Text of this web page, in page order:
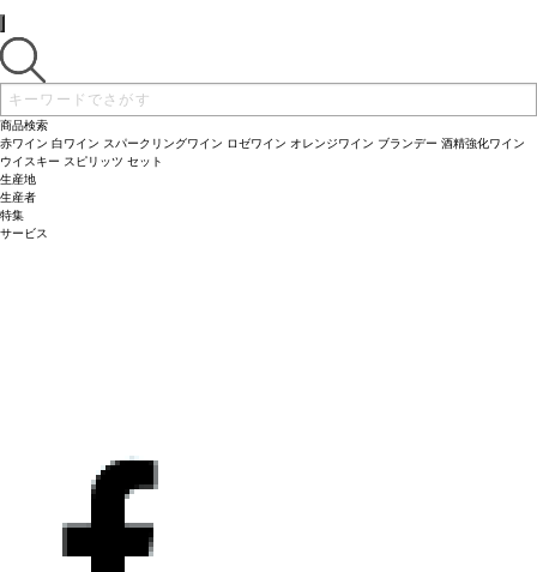
ワールを象徴している。このキュヴェにはジェラール・ベルトランの全ての伝統が
含まれている。徽章のような赤いボトル、アルファとオメガのシンボル、「ブリュ
ット・エターナル」と名付ける上で、インスピレーションを与えた永久に続く自然
の輪を表現している。
な泡が立ち上る。香りは花のようで、洋梨、柑橘類、フレッシュフルーツの含みを
伴う。風味はフレッシュでミネラルを感じる。コード・ルージュは、上質でエレガ
ント、洗練されている。 合う料理 アペリティフとして。寿司や魚のホワイトソー
スがけ、山羊のチーズ、バジルが入ったフレッシュフルーツサラダと相性が良い。
葡萄品種
クリングワインを造った修道僧サン・ティレール・アビーへの捧げるワインとして
造られた。ブラン・ドゥ・ブランは、シャルドネ、シェナン、モーザックから造ら
れており、このワインの素晴らしいフィネスとエレガンスが、それらを育んだテロ
ワールを象徴している。このキュヴェにはジェラール・ベルトランの全ての伝統が
含まれている。徽章のような赤いボトル、アルファとオメガのシンボル、「ブリュ
ット・エターナル」と名付ける上で、インスピレーションを与えた永久に続く自然
の輪を表現している。テイスティングノートとても淡く、ほぼ透明であり、繊細
な泡が立ち上る。香りは花のようで、洋梨、柑橘類、フレッシュフルーツの含みを
伴う。風味はフレッシュでミネラルを感じる。コード・ルージュは、上質でエレガ
ント、洗練されている。
スがけ、山羊のチーズ、バジルが入ったフレッシュフルーツサラダと相性が良い。
商品検索
赤ワイン 白ワイン スパークリングワイン ロゼワイン オレンジワイン ブランデー 酒精強化ワイン
ウイスキー スピリッツ セット
生産地
生産者
特集
サービス